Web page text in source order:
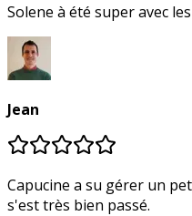
Solene à été super avec
Jean
Capucine a su gérer un petit garçon de 15 mois et un de 4 ans ,
s'est très bien passé.